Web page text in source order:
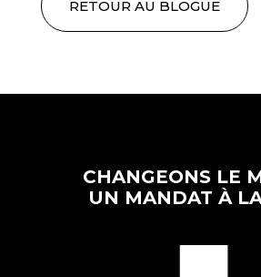
RETOUR AU BLOGUE
CHANGEONS LE
UN MANDAT À